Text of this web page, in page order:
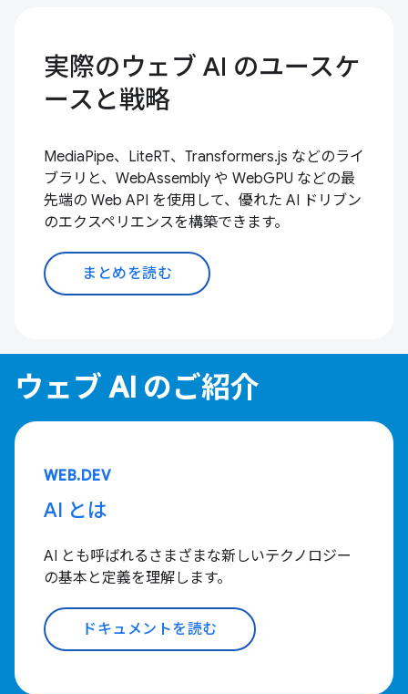
実際のウェブ AI のユースケ
ースと戦略
MediaPipe、LiteRT、Transformers.js などのライ
ブラリと、WebAssembly や WebGPU などの最
先端の Web API を使用して、優れた AI ドリブン
のエクスペリエンスを構築できます。
まとめを読む
ウェブ AI のご紹介
WEB.DEV
AI とは
AI とも呼ばれるさまざまな新しいテクノロジー
の基本と定義を理解します。
ドキュメントを読む